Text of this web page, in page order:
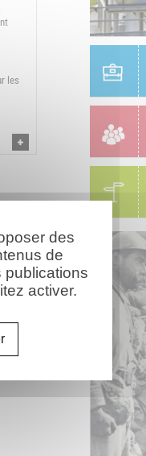
les
des
de
publications
activer.